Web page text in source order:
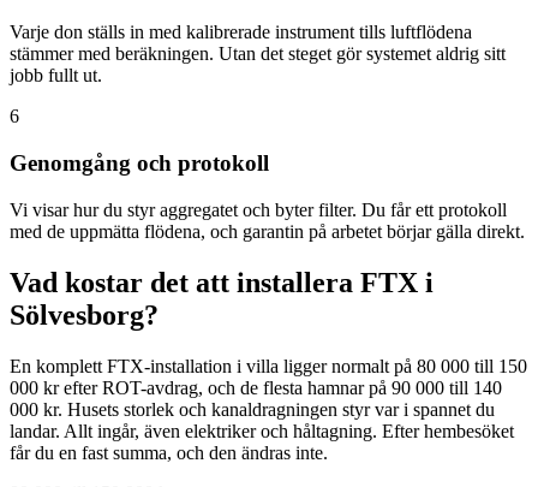
Varje don ställs in med kalibrerade instrument tills luftflödena
stämmer med beräkningen. Utan det steget gör systemet aldrig sitt
jobb fullt ut.
6
Genomgång och protokoll
Vi visar hur du styr aggregatet och byter filter. Du får ett protokoll
med de uppmätta flödena, och garantin på arbetet börjar gälla direkt.
Vad kostar det att installera FTX i
Sölvesborg?
En komplett FTX-installation i villa ligger normalt på 80 000 till 150
000 kr efter ROT-avdrag, och de flesta hamnar på 90 000 till 140
000 kr. Husets storlek och kanaldragningen styr var i spannet du
landar. Allt ingår, även elektriker och håltagning. Efter hembesöket
får du en fast summa, och den ändras inte.